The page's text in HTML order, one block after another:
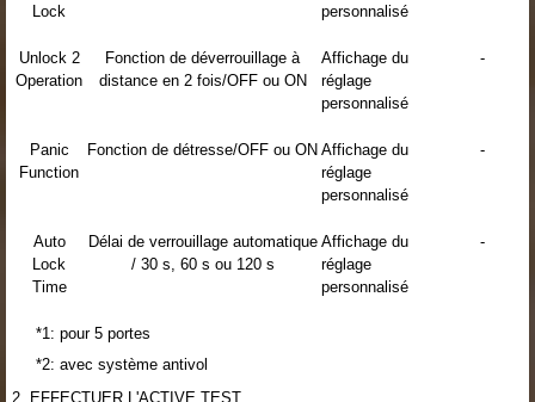
Lock
personnalisé
Unlock 2
Operation
Fonction de déverrouillage à
distance en 2 fois/OFF ou ON
Affichage du
réglage
personnalisé
-
Panic
Function
Fonction de détresse/OFF ou ON Affichage du
réglage
personnalisé
-
Auto
Lock
Time
Délai de verrouillage automatique
/ 30 s, 60 s ou 120 s
Affichage du
réglage
personnalisé
-
*1: pour 5 portes
*2: avec système antivol
2. EFFECTUER L'ACTIVE TEST